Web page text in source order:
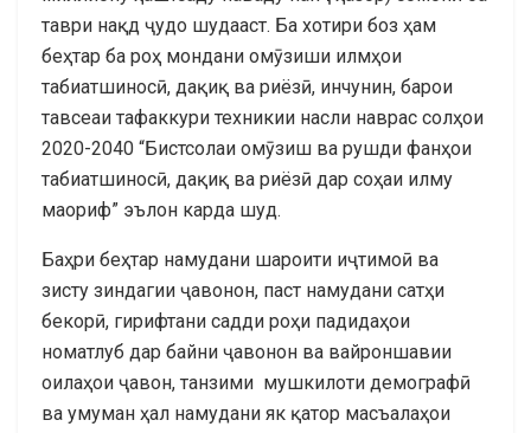
таври нақд ҷудо шудааст. Ба хотири боз ҳам
беҳтар ба роҳ мондани омӯзиши илмҳои
табиатшиносӣ, дақиқ ва риёзӣ, инчунин, барои
тавсеаи тафаккури техникии насли наврас солҳои
2020-2040 “Бистсолаи омӯзиш ва рушди фанҳои
табиатшиносӣ, дақиқ ва риёзӣ дар соҳаи илму
маориф” эълон карда шуд.
Баҳри беҳтар намудани шароити иҷтимоӣ ва
зисту зиндагии ҷавонон, паст намудани сатҳи
бекорӣ, гирифтани садди роҳи падидаҳои
номатлуб дар байни ҷавонон ва вайроншавии
оилаҳои ҷавон, танзими мушкилоти демографӣ
ва умуман ҳал намудани як қатор масъалаҳои